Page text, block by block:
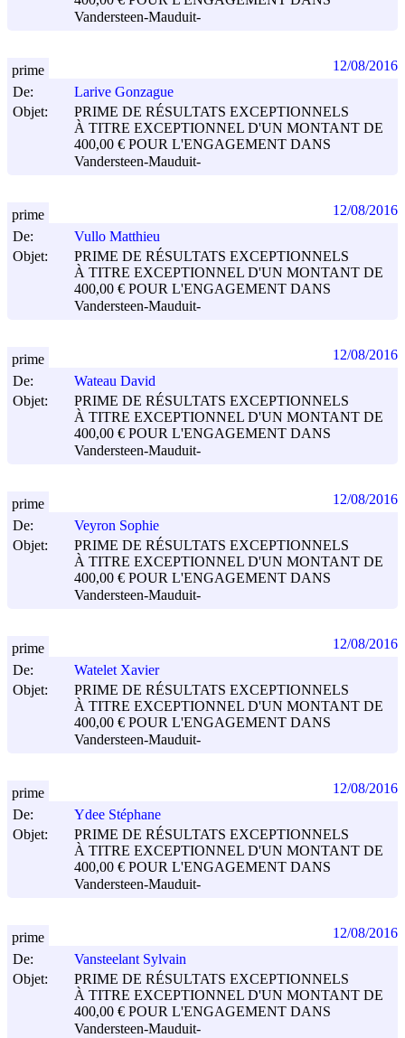
Vandersteen-Mauduit-
De:
Larive Gonzague
Objet:
PRIME DE RÉSULTATS EXCEPTIONNELS
À TITRE EXCEPTIONNEL D'UN MONTANT DE
400,00 € POUR L'ENGAGEMENT DANS
Vandersteen-Mauduit-
prime 12/08/2016
De:
Vullo Matthieu
Objet:
PRIME DE RÉSULTATS EXCEPTIONNELS
À TITRE EXCEPTIONNEL D'UN MONTANT DE
400,00 € POUR L'ENGAGEMENT DANS
Vandersteen-Mauduit-
prime 12/08/2016
De:
Wateau David
Objet:
PRIME DE RÉSULTATS EXCEPTIONNELS
À TITRE EXCEPTIONNEL D'UN MONTANT DE
400,00 € POUR L'ENGAGEMENT DANS
Vandersteen-Mauduit-
prime 12/08/2016
De:
Veyron Sophie
Objet:
PRIME DE RÉSULTATS EXCEPTIONNELS
À TITRE EXCEPTIONNEL D'UN MONTANT DE
400,00 € POUR L'ENGAGEMENT DANS
Vandersteen-Mauduit-
prime 12/08/2016
De:
Watelet Xavier
Objet:
PRIME DE RÉSULTATS EXCEPTIONNELS
À TITRE EXCEPTIONNEL D'UN MONTANT DE
400,00 € POUR L'ENGAGEMENT DANS
Vandersteen-Mauduit-
prime 12/08/2016
De:
Ydee Stéphane
Objet:
PRIME DE RÉSULTATS EXCEPTIONNELS
À TITRE EXCEPTIONNEL D'UN MONTANT DE
400,00 € POUR L'ENGAGEMENT DANS
Vandersteen-Mauduit-
prime 12/08/2016
De:
Vansteelant Sylvain
Objet:
PRIME DE RÉSULTATS EXCEPTIONNELS
À TITRE EXCEPTIONNEL D'UN MONTANT DE
400,00 € POUR L'ENGAGEMENT DANS
Vandersteen-Mauduit-
prime 12/08/2016